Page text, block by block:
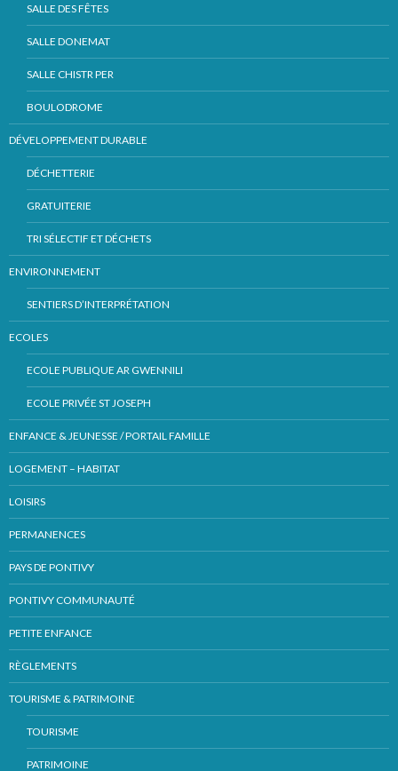
SALLE DES FÊTES
SALLE DONEMAT
SALLE CHISTR PER
BOULODROME
DÉVELOPPEMENT DURABLE
DÉCHETTERIE
GRATUITERIE
TRI SÉLECTIF ET DÉCHETS
ENVIRONNEMENT
SENTIERS D’INTERPRÉTATION
ECOLES
ECOLE PUBLIQUE AR GWENNILI
ECOLE PRIVÉE ST JOSEPH
ENFANCE & JEUNESSE / PORTAIL FAMILLE
LOGEMENT – HABITAT
LOISIRS
PERMANENCES
PAYS DE PONTIVY
PONTIVY COMMUNAUTÉ
PETITE ENFANCE
RÈGLEMENTS
TOURISME & PATRIMOINE
TOURISME
PATRIMOINE